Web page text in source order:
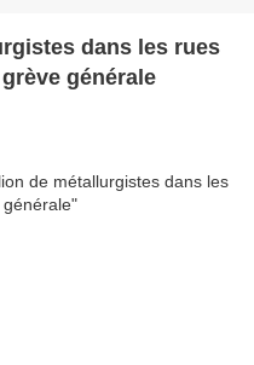
dans les rues
générale